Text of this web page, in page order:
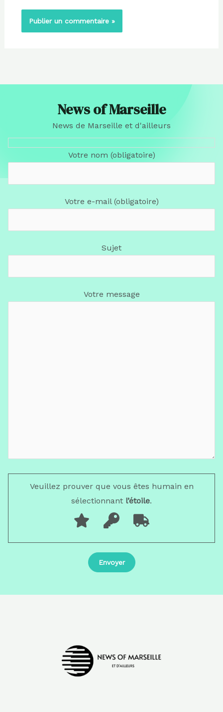
News of Marseille
News de Marseille et d'ailleurs
Votre nom (obligatoire)
Votre e-mail (obligatoire)
Sujet
Votre message
Veuillez prouver que vous êtes humain en
sélectionnant l’étoile.